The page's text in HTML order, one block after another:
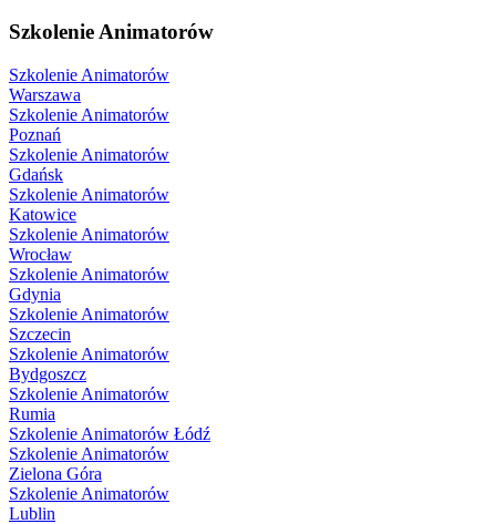
Szkolenie Animatorów
Szkolenie Animatorów
Warszawa
Szkolenie Animatorów
Poznań
Szkolenie Animatorów
Gdańsk
Szkolenie Animatorów
Katowice
Szkolenie Animatorów
Wrocław
Szkolenie Animatorów
Gdynia
Szkolenie Animatorów
Szczecin
Szkolenie Animatorów
Bydgoszcz
Szkolenie Animatorów
Rumia
Szkolenie Animatorów Łódź
Szkolenie Animatorów
Zielona Góra
Szkolenie Animatorów
Lublin